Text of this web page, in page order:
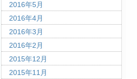
2016年5月
2016年4月
2016年3月
2016年2月
2015年12月
2015年11月